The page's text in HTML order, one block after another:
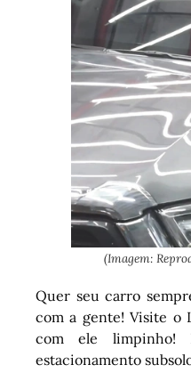
(Imagem:
Quer seu carro
com a gente! Visite o
com ele limpinho!
estacionamento